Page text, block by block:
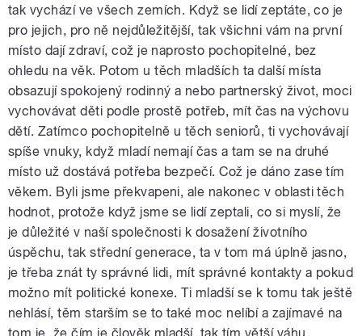
tak vychází ve všech zemích. Když se lidí zeptáte, co je
pro jejich, pro ně nejdůležitější, tak všichni vám na první
místo dají zdraví, což je naprosto pochopitelné, bez
ohledu na věk. Potom u těch mladších ta další místa
obsazují spokojený rodinný a nebo partnerský život, moci
vychovávat děti podle prostě potřeb, mít čas na výchovu
dětí. Zatímco pochopitelně u těch seniorů, ti vychovávají
spíše vnuky, když mladí nemají čas a tam se na druhé
místo už dostává potřeba bezpečí. Což je dáno zase tím
věkem. Byli jsme překvapeni, ale nakonec v oblasti těch
hodnot, protože když jsme se lidí zeptali, co si myslí, že
je důležité v naší společnosti k dosažení životního
úspěchu, tak střední generace, ta v tom má úplně jasno,
je třeba znát ty správné lidi, mít správné kontakty a pokud
možno mít politické konexe. Ti mladší se k tomu tak ještě
nehlásí, těm starším se to také moc nelíbí a zajímavé na